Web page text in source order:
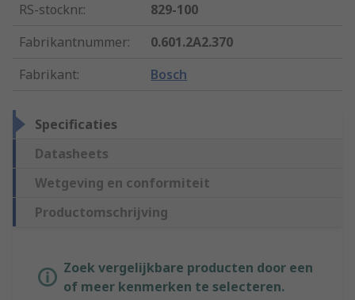
RS-stocknr.:
829-100
Fabrikantnummer:
0.601.2A2.370
Fabrikant: Bosch
Specificaties
Datasheets
Wetgeving en conformiteit
Productomschrijving
Zoek vergelijkbare producten door een
of meer kenmerken te selecteren.